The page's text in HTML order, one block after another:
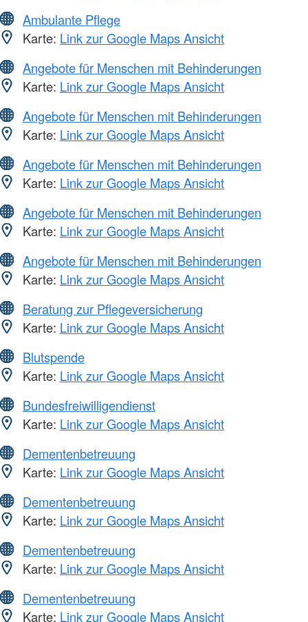
Ambulante Pflege
Karte: Link zur Google Maps Ansicht
Angebote für Menschen mit Behinderungen
Karte: Link zur Google Maps Ansicht
Angebote für Menschen mit Behinderungen
Karte: Link zur Google Maps Ansicht
Angebote für Menschen mit Behinderungen
Karte: Link zur Google Maps Ansicht
Angebote für Menschen mit Behinderungen
Karte: Link zur Google Maps Ansicht
Angebote für Menschen mit Behinderungen
Karte: Link zur Google Maps Ansicht
Beratung zur Pflegeversicherung
Karte: Link zur Google Maps Ansicht
Blutspende
Karte: Link zur Google Maps Ansicht
Bundesfreiwilligendienst
Karte: Link zur Google Maps Ansicht
Dementenbetreuung
Karte: Link zur Google Maps Ansicht
Dementenbetreuung
Karte: Link zur Google Maps Ansicht
Dementenbetreuung
Karte: Link zur Google Maps Ansicht
Dementenbetreuung
Karte: Link zur Google Maps Ansicht